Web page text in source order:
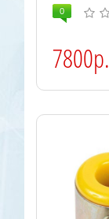
0
7800р.